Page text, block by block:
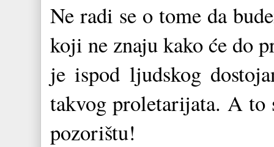
Ne radi se o tome da
koji ne znaju kako će do
je ispod ljudskog
takvog proletarijata. A
pozorištu!